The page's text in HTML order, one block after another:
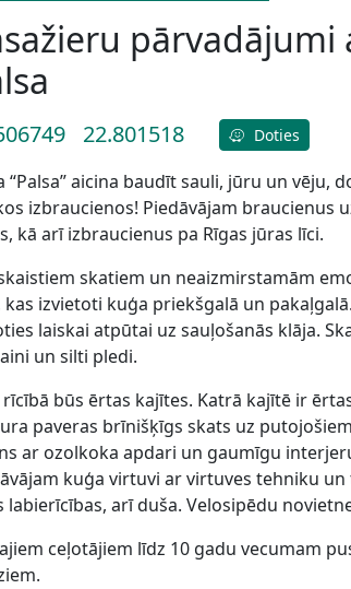
pārvadājumi
22.801518 Doties
“Palsa” aicina baudīt sauli, jūru un vēju,
izbraucienos! Piedāvājam braucienus
kā arī izbraucienus pa Rīgas jūras līci.
skatiem un neaizmirstamām
kas izvietoti kuģa priekšgalā un
laiskai atpūtai uz sauļošanās klāja.
un silti pledi.
rīcībā būs ērtas kajītes. Katrā kajītē ir
paveras brīnišķīgs skats uz
ar ozolkoka apdari un gaumīgu
kuģa virtuvi ar virtuves tehniku
labierīcības, arī duša. Velosipēdu
ceļotājiem līdz 10 gadu vecumam